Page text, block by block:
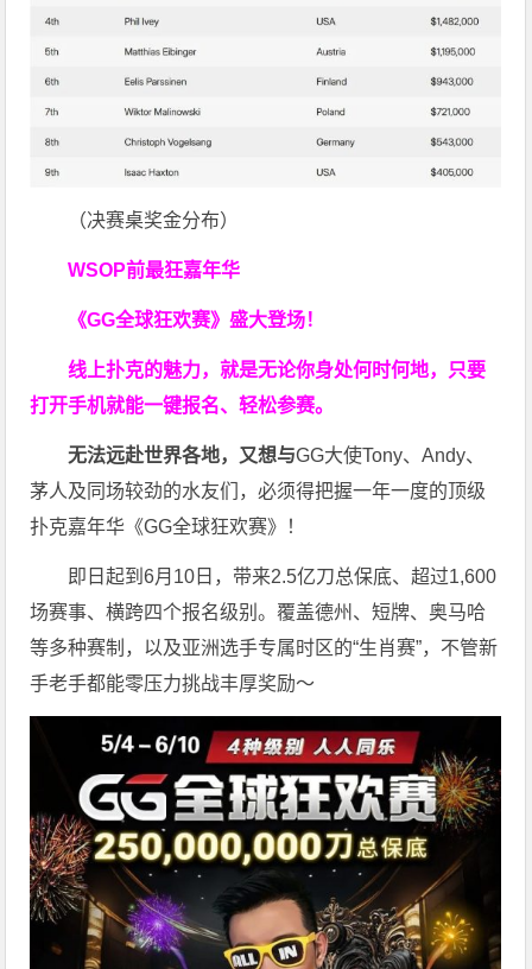
（决赛桌奖金分布）
WSOP前最狂嘉年华
《GG全球狂欢赛》盛大登场！
线上扑克的魅力，就是无论你身处何时何地，只要
打开手机就能一键报名、轻松参赛。
无法远赴世界各地，又想与GG大使Tony、Andy、
茅人及同场较劲的水友们，必须得把握一年一度的顶级
扑克嘉年华《GG全球狂欢赛》！
即日起到6月10日，带来2.5亿刀总保底、超过1,600
场赛事、横跨四个报名级别。覆盖德州、短牌、奥马哈
等多种赛制，以及亚洲选手专属时区的“生肖赛”，不管新
手老手都能零压力挑战丰厚奖励～